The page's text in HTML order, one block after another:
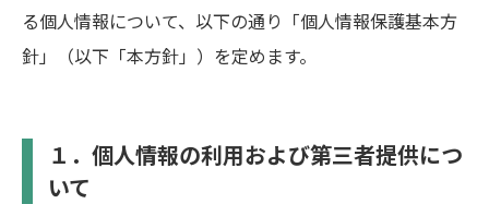
る個人情報について、以下の通り「個人情報保護基本方
針」（以下「本方針」）を定めます。
１．個人情報の利用および第三者提供につ
いて